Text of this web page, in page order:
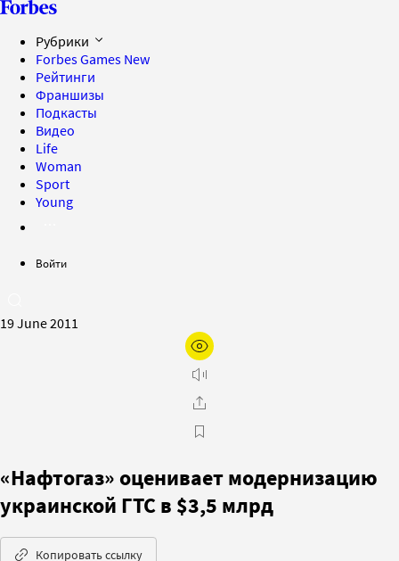
Рубрики
Forbes Games New
Рейтинги
Франшизы
Подкасты
Видео
Life
Woman
Sport
Young
Войти
19 June 2011
«Нафтогаз» оценивает модернизацию
украинской ГТС в $3,5 млрд
Копировать ссылку